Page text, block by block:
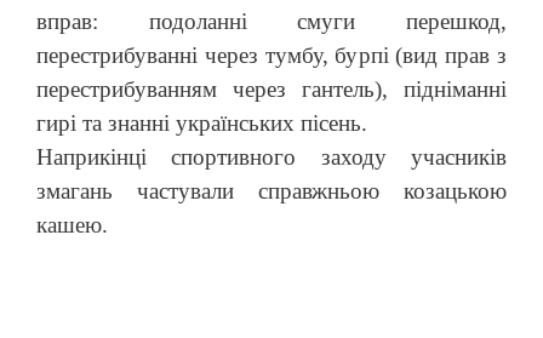
вправ: подоланні смуги перешкод,
перестрибуванні через тумбу, бурпі (вид прав з
перестрибуванням через гантель), підніманні
гирі та знанні українських пісень.
Наприкінці спортивного заходу учасників
змагань частували справжньою козацькою
кашею.